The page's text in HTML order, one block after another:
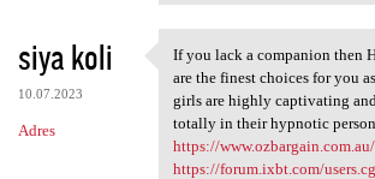
siya koli
10.07.2023
Adres
If you lack a
If you lack a companion then
are the finest choices for you
girls are highly captivating
totally in their hypnotic
https://
https://forum.ixbt.com/